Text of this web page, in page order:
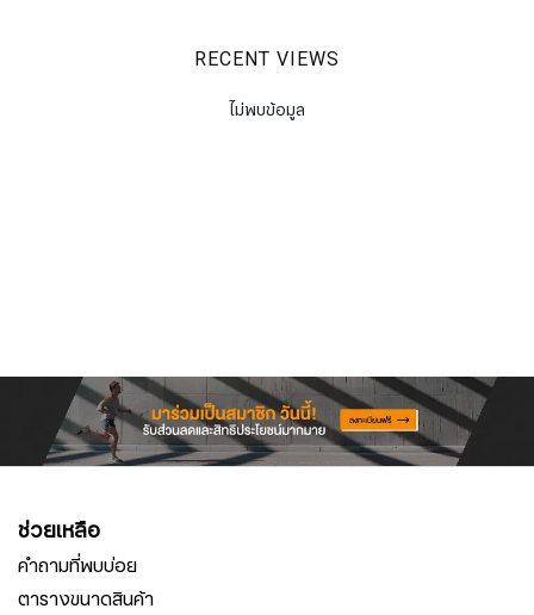
RECENT VIEWS
ไม่พบข้อมูล
ช่วยเหลือ
คำถามที่พบบ่อย
ตารางขนาดสินค้า